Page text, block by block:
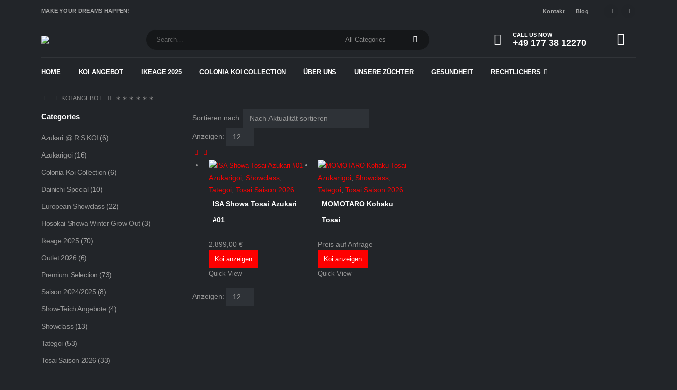
MAKE YOUR DREAMS HAPPEN! Kontakt Blog
CALL US NOW
+49 177 38 12270
HOME KOI ANGEBOT IKEAGE 2025 COLONIA KOI COLLECTION ÜBER UNS UNSERE ZÜCHTER GESUNDHEIT RECHTLICHERS
KOI ANGEBOT ∗ ∗ ∗ ∗ ∗ ∗
Sortieren nach:
Anzeigen:
Azukarigoi Showclass
Tategoi Tosai Saison 2026
ISA Showa Tosai Azukari
#01
2.899,00 €
Koi anzeigen
Quick View
Azukarigoi Showclass
Tategoi Tosai Saison 2026
MOMOTARO Kohaku
Tosai
Preis auf Anfrage
Koi anzeigen
Quick View
Anzeigen:
Categories
Azukari @ R.S KOI (6)
Azukarigoi (16)
Colonia Koi Collection (6)
Dainichi Special (10)
European Showclass (22)
Hosokai Showa Winter Grow Out (3)
Ikeage 2025 (70)
Outlet 2026 (6)
Premium Selection (73)
Saison 2024/2025 (8)
Show-Teich Angebote (4)
Showclass (13)
Tategoi (53)
Tosai Saison 2026 (33)